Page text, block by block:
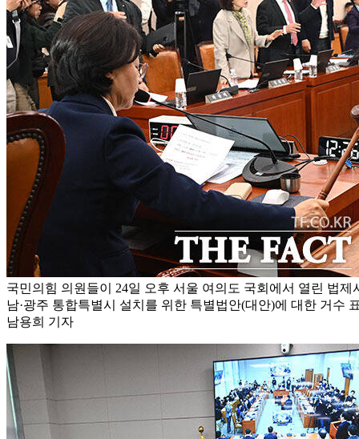
국민의힘 의원들이 24일 오후 서울 여의도 국회에서 열린 법
남·광주 통합특별시 설치를 위한 특별법안(대안)에 대한 거수
남용희 기자